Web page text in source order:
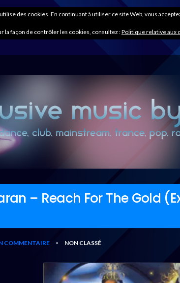
– Reach For The Gold
COMMENTAIRE • NON CLASSÉ
des cookies. En continuant à utiliser ce site Web, vous
la façon de contrôler les cookies, consultez :Politique relative aux